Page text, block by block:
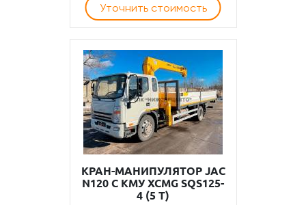
Уточнить стоимость
КРАН-МАНИПУЛЯТОР JAC
N120 С КМУ XCMG SQS125-
4 (5 Т)